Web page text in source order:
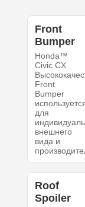
Front
Bumper
Honda™
Civic CX
Front
Bumper
для
внешнего
вида и
Roof
Spoiler